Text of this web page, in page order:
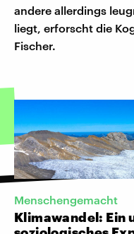
andere allerdings
liegt, erforscht die
Fischer.
Menschengemacht
Klimawandel: Ein